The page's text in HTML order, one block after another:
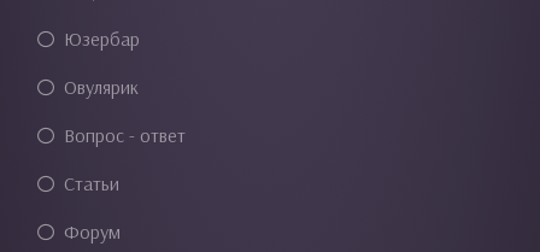
Юзербар
Овулярик
Вопрос - ответ
Статьи
Форум